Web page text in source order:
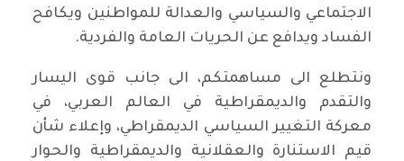
الاجتماعي والسياسي والعدالة للمواطنين ويكافح
الفساد ويدافع عن الحريات العامة والفردية.
ونتطلع الى مساهمتكم، الى جانب قوى اليسار
والتقدم والديمقراطية في العالم العربي، في
معركة التغيير السياسي الديمقراطي، وإعلاء شأن
قيم الاستنارة والعقلانية والديمقراطية والحوار